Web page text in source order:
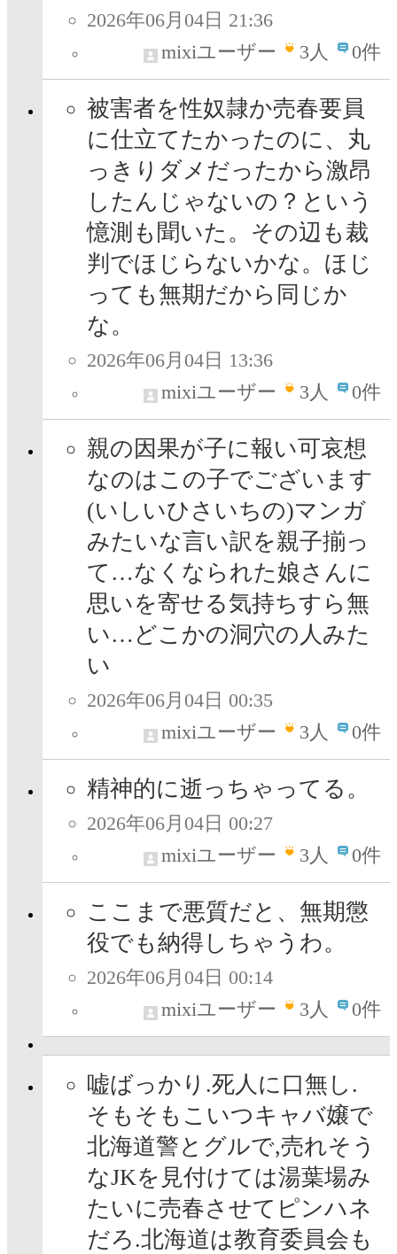
2026年06月04日 21:36
mixiユーザー
3人 0件
被害者を性奴隷か売春要員
に仕立てたかったのに、丸
っきりダメだったから激昂
したんじゃないの？という
憶測も聞いた。その辺も裁
判でほじらないかな。ほじ
っても無期だから同じか
な。
2026年06月04日 13:36
mixiユーザー
3人 0件
親の因果が子に報い可哀想
なのはこの子でございます
(いしいひさいちの)マンガ
みたいな言い訳を親子揃っ
て…なくなられた娘さんに
思いを寄せる気持ちすら無
い…どこかの洞穴の人みた
い
2026年06月04日 00:35
mixiユーザー
3人 0件
精神的に逝っちゃってる。
2026年06月04日 00:27
mixiユーザー
3人 0件
ここまで悪質だと、無期懲
役でも納得しちゃうわ。
2026年06月04日 00:14
mixiユーザー
3人 0件
嘘ばっかり.死人に口無し.
そもそもこいつキャバ嬢で
北海道警とグルで,売れそう
なJKを見付けては湯葉場み
たいに売春させてピンハネ
だろ.北海道は教育委員会も